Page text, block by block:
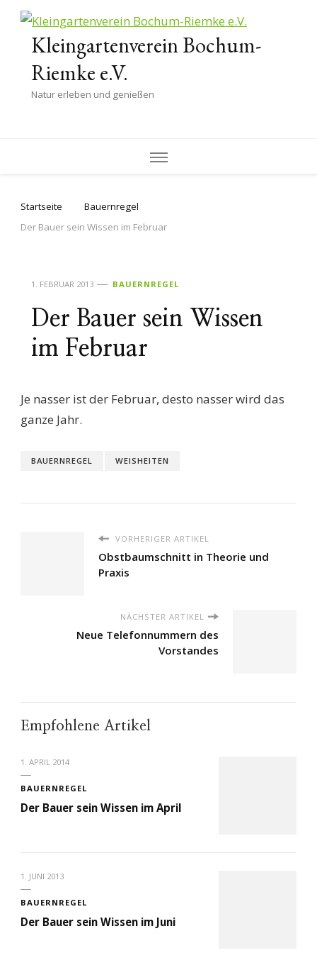
Kleingartenverein Bochum-
Riemke e.V.
Natur erleben und genießen
Startseite
Bauernregel
Der Bauer sein Wissen im Februar
1. FEBRUAR 2013 BAUERNREGEL
Der Bauer sein Wissen
im Februar
Je nasser ist der Februar, desto nasser wird das
ganze Jahr.
BAUERNREGEL WEISHEITEN
VORHERIGER ARTIKEL
Obstbaumschnitt in Theorie und
Praxis
NÄCHSTER ARTIKEL
Neue Telefonnummern des
Vorstandes
Empfohlene Artikel
1. APRIL 2014
BAUERNREGEL
Der Bauer sein Wissen im April
1. JUNI 2013
BAUERNREGEL
Der Bauer sein Wissen im Juni